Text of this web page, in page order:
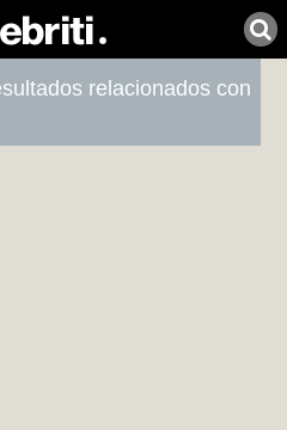
relacionados con